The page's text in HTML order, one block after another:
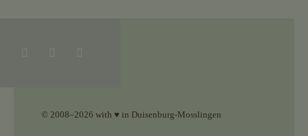
© 2008–2026 with ♥ in Duisenburg-Mosslingen